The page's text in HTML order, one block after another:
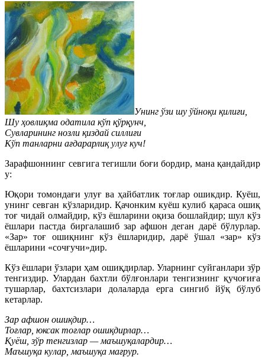
Унинг ўзи шу ўйноқи қилиғи,
Шу ҳовлиқма одатила кўп қўрқунч,
Сувларининг нозли қиздай силлиғи
Кўп танларни ағдарарлиқ улуғ куч!
Зарафшоннинг севгига тегишли боғи бордир, мана қандайдир
у:
Юқори томондағи улуғ ва ҳайбатлик тоғлар ошикдир. Куёш,
унинг севган кўзларидир. Қачонким куёш кулиб қараса ошиқ
тоғ чидай олмайдир, кўз ёшларини оқиза бошлайдир; шул кўз
ёшлари пастда биргалашиб зар афшон деган дарё бўлурлар.
«Зар» тоғ ошиқнинг кўз ёшларидир, дарё ўшал «зар» кўз
ёшларини «сочғучи»дир.
Кўз ёшлари ўзлари ҳам ошиқдирлар. Уларнинг суйганлари зўр
тенгиздир. Улардан бахтли бўлғонлари тенгизнинг қучоғиға
тушарлар, бахтсизлари долаларда ерга сингиб йўқ бўлуб
кетарлар.
Зар афшон ошиқдир…
Тоғлар, юксак тоғлар ошиқдирлар…
Қуёш, зўр тенгизлар — маъшуқалардир…
Маъшуқа кулар, маъшуқа мағрур.